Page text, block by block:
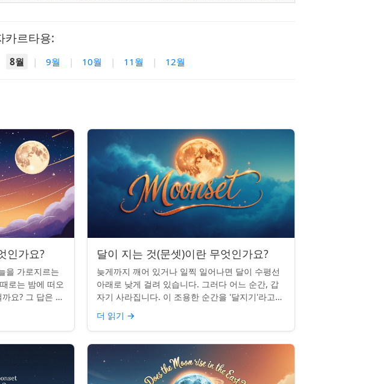
카르타용:
8월 | 9월 | 10월 | 11월 | 12월
인가요?
을 가로지르는
로는 밤에 떠오
요? 그 답은 단
관한 것입니다.
달이 지는 것(문셋)이란 무엇인가요?
늦게까지 깨어 있거나 일찍 일어나면 달이 수평선
아래로 낮게 걸려 있습니다. 그러다 어느 순간, 갑
자기 사라집니다. 이 조용한 순간을 '달지기'라고
부릅니다. 매일 일어나지만 대부분의 사람들은 놓
치곤 합니다. 핵심 ...
더 읽기 →